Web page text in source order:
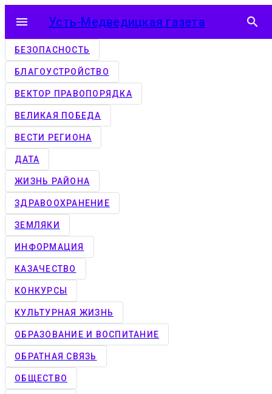
menu Усть-Медведицкая газета search
БЕЗОПАСНОСТЬ
БЛАГОУСТРОЙСТВО
ВЕКТОР ПРАВОПОРЯДКА
ВЕЛИКАЯ ПОБЕДА
ВЕСТИ РЕГИОНА
ДАТА
ЖИЗНЬ РАЙОНА
ЗДРАВООХРАНЕНИЕ
ЗЕМЛЯКИ
ИНФОРМАЦИЯ
КАЗАЧЕСТВО
КОНКУРCЫ
КУЛЬТУРНАЯ ЖИЗНЬ
ОБРАЗОВАНИЕ И ВОСПИТАНИЕ
ОБРАТНАЯ СВЯЗЬ
ОБЩЕСТВО